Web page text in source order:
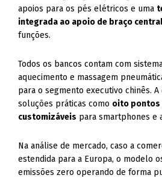
apoios para os pés elétricos e uma
integrada ao apoio de braço
funções.
Todos os bancos contam com
aquecimento e massagem
para o segmento executivo chinês. A
soluções práticas como oito pontos
customizáveis para smartphones e
Na análise de mercado, caso a
estendida para a Europa, o modelo
emissões zero operando de forma